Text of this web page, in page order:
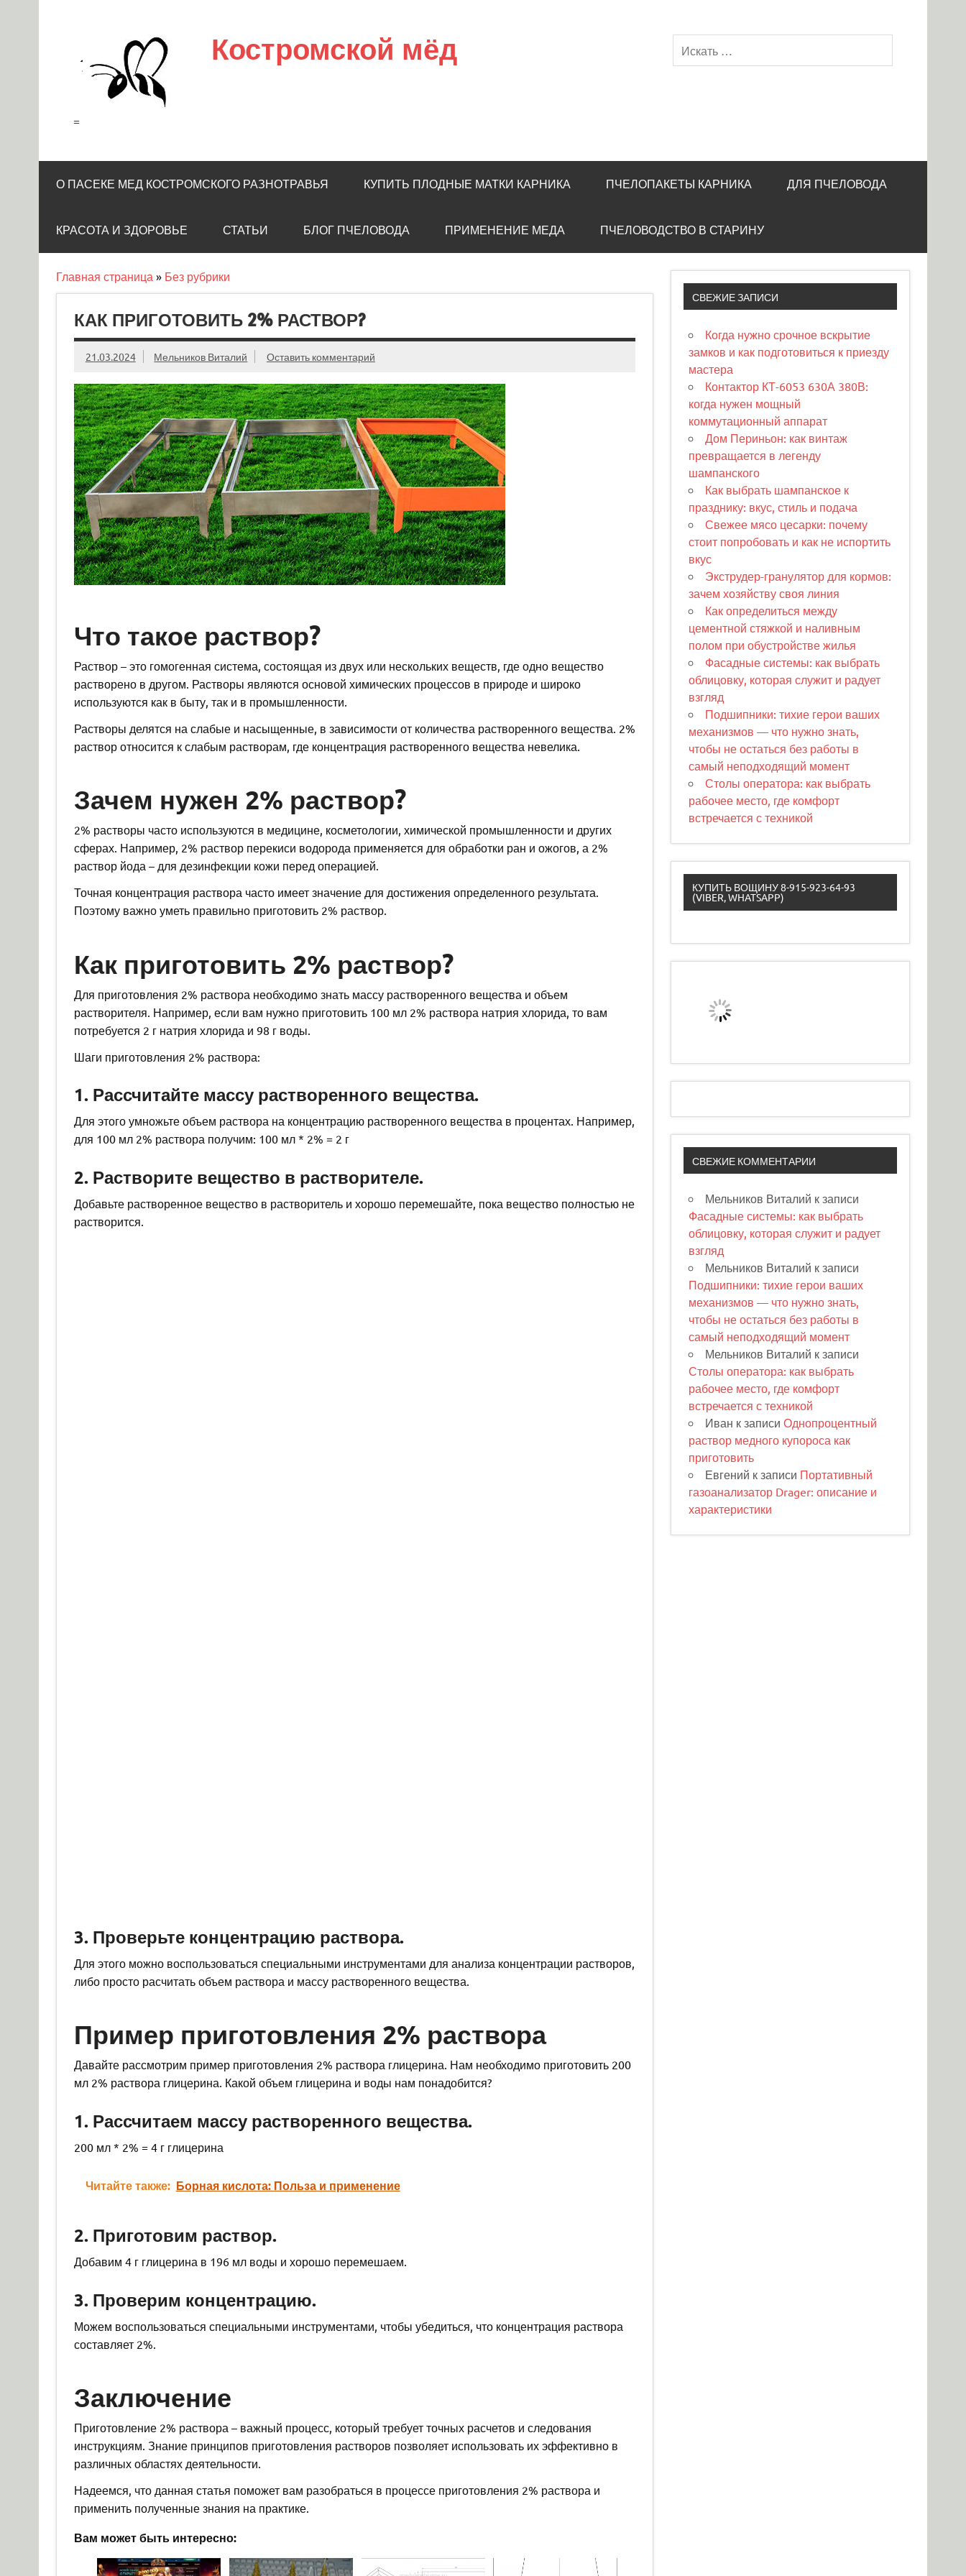
Костромской мёд
=
О ПАСЕКЕ МЕД КОСТРОМСКОГО РАЗНОТРАВЬЯ КУПИТЬ ПЛОДНЫЕ МАТКИ КАРНИКА ПЧЕЛОПАКЕТЫ КАРНИКА ДЛЯ ПЧЕЛОВОДА
КРАСОТА И ЗДОРОВЬЕ СТАТЬИ БЛОГ ПЧЕЛОВОДА ПРИМЕНЕНИЕ МЕДА ПЧЕЛОВОДСТВО В СТАРИНУ
Главная страница » Без рубрики
КАК ПРИГОТОВИТЬ 2% РАСТВОР?
21.03.2024 Мельников Виталий Оставить комментарий
Что такое раствор?
Раствор – это гомогенная система, состоящая из двух или нескольких веществ, где одно вещество
растворено в другом. Растворы являются основой химических процессов в природе и широко
используются как в быту, так и в промышленности.
Растворы делятся на слабые и насыщенные, в зависимости от количества растворенного вещества. 2%
раствор относится к слабым растворам, где концентрация растворенного вещества невелика.
Зачем нужен 2% раствор?
2% растворы часто используются в медицине, косметологии, химической промышленности и других
сферах. Например, 2% раствор перекиси водорода применяется для обработки ран и ожогов, а 2%
раствор йода – для дезинфекции кожи перед операцией.
Точная концентрация раствора часто имеет значение для достижения определенного результата.
Поэтому важно уметь правильно приготовить 2% раствор.
Как приготовить 2% раствор?
Для приготовления 2% раствора необходимо знать массу растворенного вещества и объем
растворителя. Например, если вам нужно приготовить 100 мл 2% раствора натрия хлорида, то вам
потребуется 2 г натрия хлорида и 98 г воды.
Шаги приготовления 2% раствора:
1. Рассчитайте массу растворенного вещества.
Для этого умножьте объем раствора на концентрацию растворенного вещества в процентах. Например,
для 100 мл 2% раствора получим: 100 мл * 2% = 2 г
2. Растворите вещество в растворителе.
Добавьте растворенное вещество в растворитель и хорошо перемешайте, пока вещество полностью не
растворится.
3. Проверьте концентрацию раствора.
Для этого можно воспользоваться специальными инструментами для анализа концентрации растворов,
либо просто расчитать объем раствора и массу растворенного вещества.
Пример приготовления 2% раствора
Давайте рассмотрим пример приготовления 2% раствора глицерина. Нам необходимо приготовить 200
мл 2% раствора глицерина. Какой объем глицерина и воды нам понадобится?
1. Рассчитаем массу растворенного вещества.
200 мл * 2% = 4 г глицерина
Читайте также: Борная кислота: Польза и применение
2. Приготовим раствор.
Добавим 4 г глицерина в 196 мл воды и хорошо перемешаем.
3. Проверим концентрацию.
Можем воспользоваться специальными инструментами, чтобы убедиться, что концентрация раствора
составляет 2%.
Заключение
Приготовление 2% раствора – важный процесс, который требует точных расчетов и следования
инструкциям. Знание принципов приготовления растворов позволяет использовать их эффективно в
различных областях деятельности.
Надеемся, что данная статья поможет вам разобраться в процессе приготовления 2% раствора и
применить полученные знания на практике.
Вам может быть интересно:
СВЕЖИЕ ЗАПИСИ
Когда нужно срочное вскрытие
замков и как подготовиться к приезду
мастера
Контактор КТ-6053 630А 380В:
когда нужен мощный
коммутационный аппарат
Дом Периньон: как винтаж
превращается в легенду
шампанского
Как выбрать шампанское к
празднику: вкус, стиль и подача
Свежее мясо цесарки: почему
стоит попробовать и как не испортить
вкус
Экструдер-гранулятор для кормов:
зачем хозяйству своя линия
Как определиться между
цементной стяжкой и наливным
полом при обустройстве жилья
Фасадные системы: как выбрать
облицовку, которая служит и радует
взгляд
Подшипники: тихие герои ваших
механизмов — что нужно знать,
чтобы не остаться без работы в
самый неподходящий момент
Столы оператора: как выбрать
рабочее место, где комфорт
встречается с техникой
КУПИТЬ ВОЩИНУ 8-915-923-64-93
(VIBER, WHATSAPP)
СВЕЖИЕ КОММЕНТАРИИ
Мельников Виталий к записи
Фасадные системы: как выбрать
облицовку, которая служит и радует
взгляд
Мельников Виталий к записи
Подшипники: тихие герои ваших
механизмов — что нужно знать,
чтобы не остаться без работы в
самый неподходящий момент
Мельников Виталий к записи
Столы оператора: как выбрать
рабочее место, где комфорт
встречается с техникой
Иван к записиОднопроцентный
раствор медного купороса как
приготовить
Евгений к записи Портативный
газоанализатор Drager: описание и
характеристики